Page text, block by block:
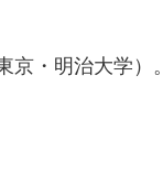
・明治大学）。